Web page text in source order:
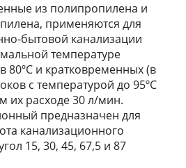
из полипропилена и
применяются для
бытовой канализации
температуре
80ºС и кратковременных (в
с температурой до 95ºС
их расходе 30 л/мин.
предназначен для
канализационного
15, 30, 45, 67,5 и 87